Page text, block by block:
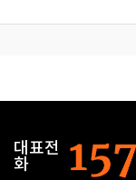
대표전
화